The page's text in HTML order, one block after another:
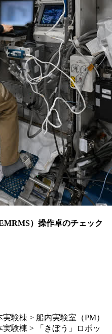
）操作卓のチェック
験棟 > 船内実験室（PM）
験棟 > 「きぼう」ロボッ